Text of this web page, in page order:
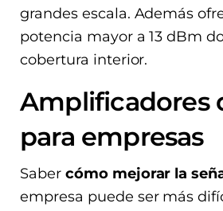
grandes escala. Además
potencia mayor a 13 dBm
cobertura interior.
Amplificadores
para empresas
Saber cómo mejorar la
empresa puede ser más